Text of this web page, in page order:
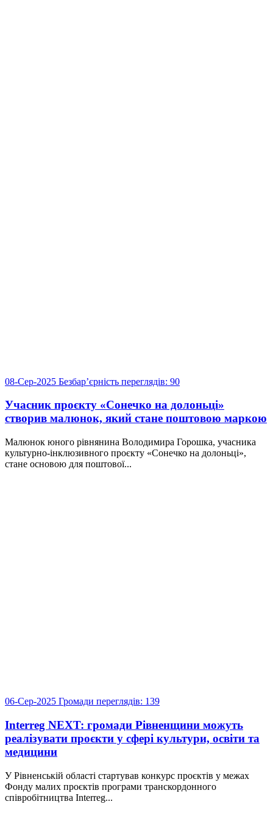
08-Сер-2025 Безбарʼєрність переглядів: 90
Учасник проєкту «Сонечко на долоньці»
створив малюнок, який стане поштовою маркою
Малюнок юного рівнянина Володимира Горошка, учасника
культурно-інклюзивного проєкту «Сонечко на долоньці»,
стане основою для поштової...
06-Сер-2025 Громади переглядів: 139
Interreg NEXT: громади Рівненщини можуть
реалізувати проєкти у сфері культури, освіти та
медицини
У Рівненській області стартував конкурс проєктів у межах
Фонду малих проєктів програми транскордонного
співробітництва Interreg...